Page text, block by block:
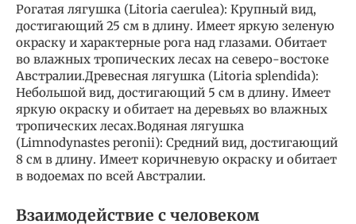
Рогатая лягушка (Litoria caerulea): Крупный вид,
достигающий 25 см в длину. Имеет яркую зеленую
окраску и характерные рога над глазами. Обитает
во влажных тропических лесах на северо-востоке
Австралии.Древесная лягушка (Litoria splendida):
Небольшой вид, достигающий 5 см в длину. Имеет
яркую окраску и обитает на деревьях во влажных
тропических лесах.Водяная лягушка
(Limnodynastes peronii): Средний вид, достигающий
8 см в длину. Имеет коричневую окраску и обитает
в водоемах по всей Австралии.
Взаимодействие с человеком